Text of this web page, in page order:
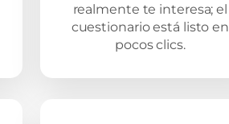
realmente te interesa; el
cuestionario está listo en
pocos clics.